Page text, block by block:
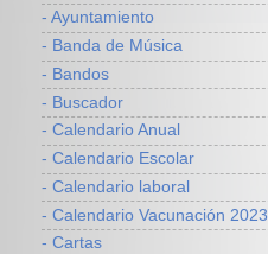
- Ayuntamiento
- Banda de Música
- Bandos
- Buscador
- Calendario Anual
- Calendario Escolar
- Calendario laboral
- Calendario Vacunación 2023
- Cartas